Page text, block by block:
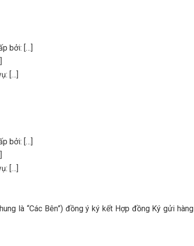
[…]
[…]
[…]
[…]
là “Các Bên”) đồng ý ký kết Hợp đồng Ký gửi hàng